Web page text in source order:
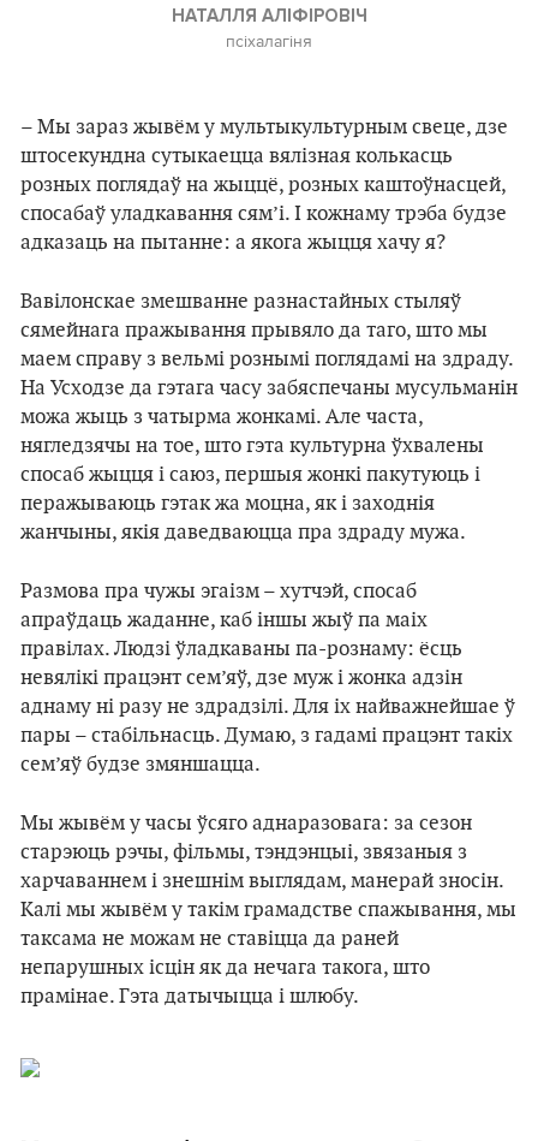
НАТАЛЛЯ АЛІФІРОВІЧ
псіхалагіня
– Мы зараз жывём у мультыкультурным свеце, дзе
штосекундна сутыкаецца вялізная колькасць
розных поглядаў на жыццё, розных каштоўнасцей,
спосабаў уладкавання сям’і. І кожнаму трэба будзе
адказаць на пытанне: а якога жыцця хачу я?
Вавілонскае змешванне разнастайных стыляў
сямейнага пражывання прывяло да таго, што мы
маем справу з вельмі рознымі поглядамі на здраду.
На Усходзе да гэтага часу забяспечаны мусульманін
можа жыць з чатырма жонкамі. Але часта,
нягледзячы на тое, што гэта культурна ўхвалены
спосаб жыцця і саюз, першыя жонкі пакутуюць і
перажываюць гэтак жа моцна, як і заходнія
жанчыны, якія даведваюцца пра здраду мужа.
Размова пра чужы эгаізм – хутчэй, спосаб
апраўдаць жаданне, каб іншы жыў па маіх
правілах. Людзі ўладкаваны па-рознаму: ёсць
невялікі працэнт сем’яў, дзе муж і жонка адзін
аднаму ні разу не здрадзілі. Для іх найважнейшае ў
пары – стабільнасць. Думаю, з гадамі працэнт такіх
сем’яў будзе змяншацца.
Мы жывём у часы ўсяго аднаразовага: за сезон
старэюць рэчы, фільмы, тэндэнцыі, звязаныя з
харчаваннем і знешнім выглядам, манерай зносін.
Калі мы жывём у такім грамадстве спажывання, мы
таксама не можам не ставіцца да раней
непарушных ісцін як да нечага такога, што
прамінае. Гэта датычыцца і шлюбу.